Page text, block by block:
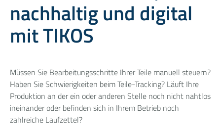
nachhaltig und digital
mit TIKOS
Müssen Sie Bearbeitungsschritte Ihrer Teile manuell steuern?
Haben Sie Schwierigkeiten beim Teile-Tracking? Läuft Ihre
Produktion an der ein oder anderen Stelle noch nicht nahtlos
ineinander oder befinden sich in Ihrem Betrieb noch
zahlreiche Laufzettel?